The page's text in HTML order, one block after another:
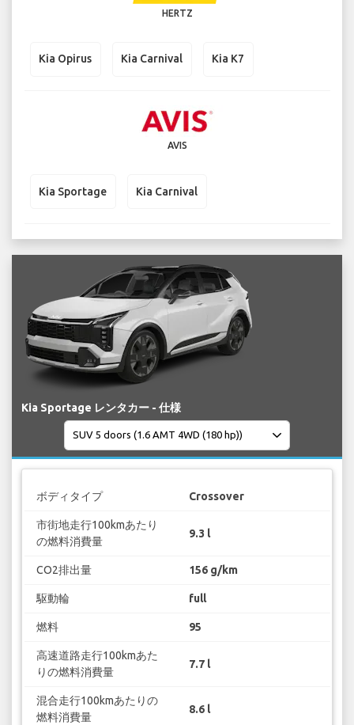
HERTZ
Kia Opirus Kia Carnival Kia K7
AVIS
Kia Sportage Kia Carnival
Kia Sportage レンタカー - 仕様
ボディタイプ Crossover
市街地走行100kmあたり
の燃料消費量
9.3 l
CO2排出量 156 g/km
駆動輪 full
燃料 95
高速道路走行100kmあた
りの燃料消費量
7.7 l
混合走行100kmあたりの
燃料消費量
8.6 l